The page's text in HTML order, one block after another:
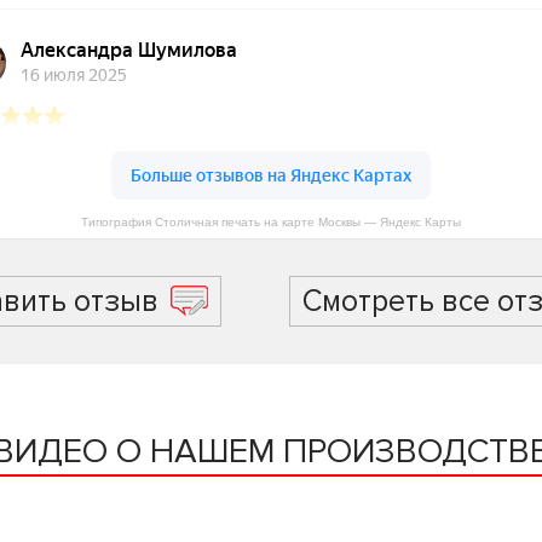
Типография Столичная печать на карте Москвы — Яндекс Карты
отзыв Смотреть все
О НАШЕМ